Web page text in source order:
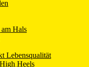
Hals
Lebensqualität
Heels